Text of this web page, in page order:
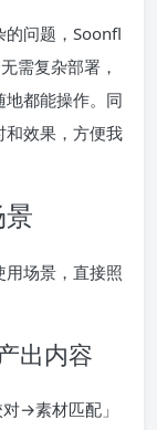
的问题，Soonfl
需复杂部署，
都能操作。同
和效果，方便我
场景，直接照
出内容
→素材匹配」